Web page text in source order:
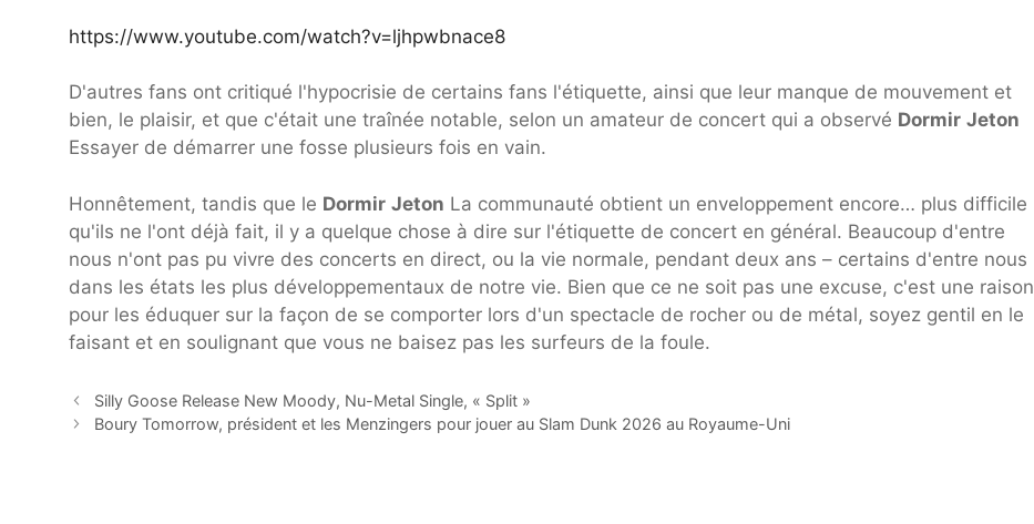
https://www.youtube.com/watch?v=ljhpwbnace8
D'autres fans ont critiqué l'hypocrisie de certains fans l'étiquette, ainsi que leur manque de mouvement et
bien, le plaisir, et que c'était une traînée notable, selon un amateur de concert qui a observé Dormir Jeton
Essayer de démarrer une fosse plusieurs fois en vain.
Honnêtement, tandis que le Dormir Jeton La communauté obtient un enveloppement encore… plus difficile
qu'ils ne l'ont déjà fait, il y a quelque chose à dire sur l'étiquette de concert en général. Beaucoup d'entre
nous n'ont pas pu vivre des concerts en direct, ou la vie normale, pendant deux ans – certains d'entre nous
dans les états les plus développementaux de notre vie. Bien que ce ne soit pas une excuse, c'est une raison
pour les éduquer sur la façon de se comporter lors d'un spectacle de rocher ou de métal, soyez gentil en le
faisant et en soulignant que vous ne baisez pas les surfeurs de la foule.
Silly Goose Release New Moody, Nu-Metal Single, « Split »
Boury Tomorrow, président et les Menzingers pour jouer au Slam Dunk 2026 au Royaume-Uni